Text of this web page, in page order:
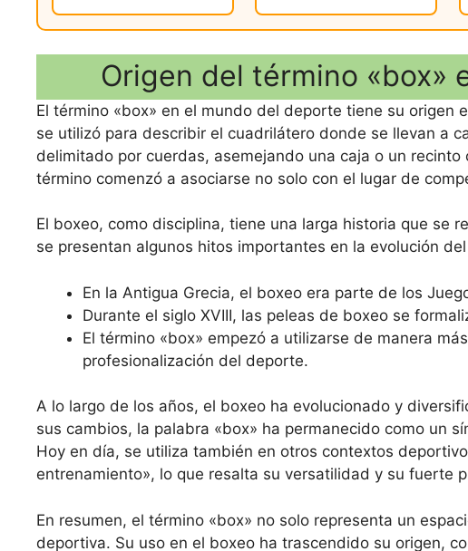
Origen del término «box»
El término «box» en el mundo del deporte tiene su origen
se utilizó para describir el cuadrilátero donde se llevan a
delimitado por cuerdas, asemejando una caja o un
término comenzó a asociarse no solo con el lugar de
El boxeo, como disciplina, tiene una larga historia que se
se presentan algunos hitos importantes en la evolución
En la Antigua Grecia, el boxeo era parte de los
Durante el siglo XVIII, las peleas de boxeo se
El término «box» empezó a utilizarse de manera
profesionalización del deporte.
A lo largo de los años, el boxeo ha evolucionado y
sus cambios, la palabra «box» ha permanecido como un
Hoy en día, se utiliza también en otros contextos
entrenamiento», lo que resalta su versatilidad y su fuerte
En resumen, el término «box» no solo representa un
deportiva. Su uso en el boxeo ha trascendido su origen,